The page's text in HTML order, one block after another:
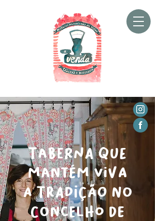
TABERNA QUE
MANTéM VIVA
A TRADIÇÃO NO
CONCELHO DE